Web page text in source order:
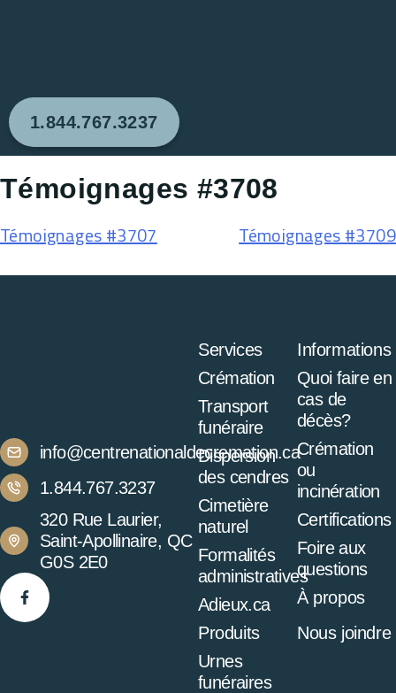
1.844.767.3237
Témoignages #3708
Témoignages #3707 Témoignages #3709
info@centrenationaldecremation.ca
1.844.767.3237
320 Rue Laurier,
Saint-Apollinaire, QC
G0S 2E0
Services
Crémation
Transport
funéraire
Dispersion
des cendres
Cimetière
naturel
Formalités
administratives
Adieux.ca
Produits
Urnes
funéraires
Informations
Quoi faire en
cas de
décès?
Crémation
ou
incinération
Certifications
Foire aux
questions
À propos
Nous joindre